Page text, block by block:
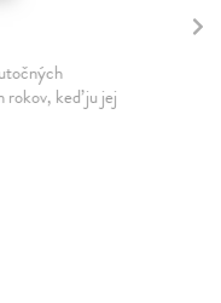
rokov, keď ju jej